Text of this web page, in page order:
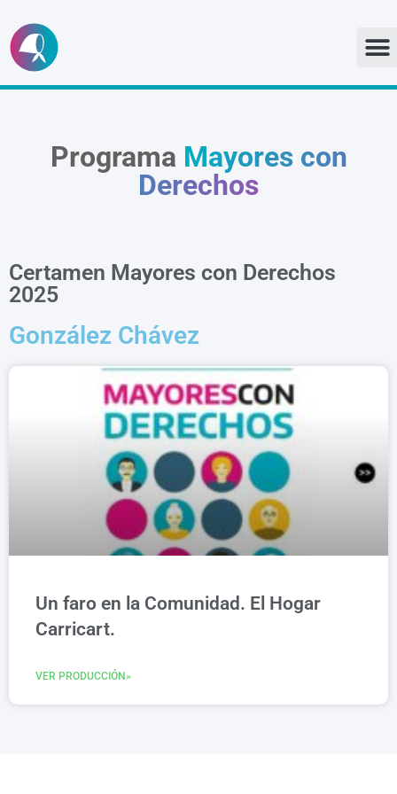
Ir
al
Programa Mayores con
Derechos
Certamen Mayores con Derechos
2025
González Chávez
Un faro en la Comunidad. El Hogar
Carricart.
VER PRODUCCIÓN»